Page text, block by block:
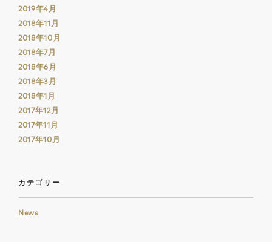
2019年4月
2018年11月
2018年10月
2018年7月
2018年6月
2018年3月
2018年1月
2017年12月
2017年11月
2017年10月
カテゴリー
News